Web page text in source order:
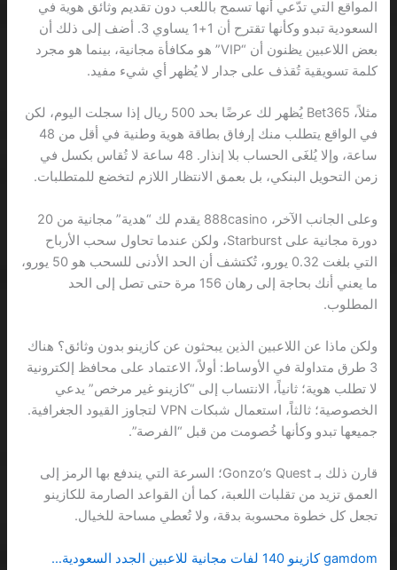
المواقع التي تدّعي أنها تسمح باللعب دون تقديم وثائق هوية في
السعودية تبدو وكأنها تقترح أن 1+1 يساوي 3. أضف إلى ذلك أن
بعض اللاعبين يظنون أن “VIP” هو مكافأة مجانية، بينما هو مجرد
كلمة تسويقية تُقذف على جدار لا يُظهر أي شيء مفيد.
مثلاً، Bet365 يُظهر لك عرضًا بحد 500 ريال إذا سجلت اليوم، لكن
في الواقع يتطلب منك إرفاق بطاقة هوية وطنية في أقل من 48
ساعة، وإلا يُلغَى الحساب بلا إنذار. 48 ساعة لا تُقاس بكسل في
زمن التحويل البنكي، بل بعمق الانتظار اللازم لتخضع للمتطلبات.
وعلى الجانب الآخر، 888casino يقدم لك “هدية” مجانية من 20
دورة مجانية على Starburst، ولكن عندما تحاول سحب الأرباح
التي بلغت 0.32 يورو، تُكتشف أن الحد الأدنى للسحب هو 50 يورو،
ما يعني أنك بحاجة إلى رهان 156 مرة حتى تصل إلى الحد
المطلوب.
ولكن ماذا عن اللاعبين الذين يبحثون عن كازينو بدون وثائق؟ هناك
3 طرق متداولة في الأوساط: أولاً، الاعتماد على محافظ إلكترونية
لا تطلب هوية؛ ثانياً، الانتساب إلى “كازينو غير مرخص” يدعي
الخصوصية؛ ثالثاً، استعمال شبكات VPN لتجاوز القيود الجغرافية.
جميعها تبدو وكأنها خُصومت من قبل “الفرصة”.
قارن ذلك بـ Gonzo’s Quest؛ السرعة التي يندفع بها الرمز إلى
العمق تزيد من تقلبات اللعبة، كما أن القواعد الصارمة للكازينو
تجعل كل خطوة محسوبة بدقة، ولا تُعطي مساحة للخيال.
gamdom كازينو 140 لفات مجانية للاعبين الجدد السعودية…